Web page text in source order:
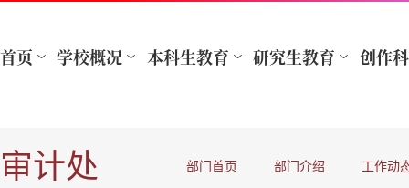
审计处 部门首页 部门介绍 工作动